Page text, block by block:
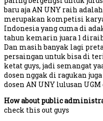
baru aja AN UNY raih adalah
merupakan kompetisi
Indonesia yang cuma di
tahun kemarin juara 1
Dan masih banyak lagi
persaingan untuk bisa di
ketat guys, jadi semangat
dosen nggak di ragukan
dosen AN UNY lulusan
How about public
check this out guys